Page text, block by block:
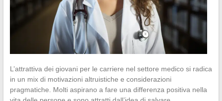
L’attrattiva dei giovani per le carriere nel settore medico si radica
in un mix di motivazioni altruistiche e considerazioni
pragmatiche. Molti aspirano a fare una differenza positiva nella